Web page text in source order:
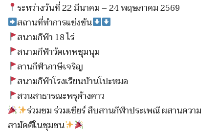
ระหว่างวันที่ 22 มีนาคม – 24 พฤษภาคม 2569
สถานที่ทำการแข่งขัน
สนามกีฬา 18 ไร่
สนามกีฬาวัดเทพชุมนุม
ลานกีฬาภาษีเจริญ
สนามกีฬาโรงเรียนบ้านโปะหมอ
สวนสาธารณะพรุค้างคาว
ร่วมชม ร่วมเชียร์ สืบสานกีฬาประเพณี ผสานความ
สามัคคีในชุมชน